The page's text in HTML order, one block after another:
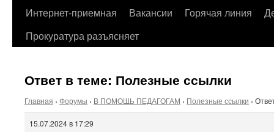
Интернет-приемная
Вакансии Горячая линия
Прокуратура разъясняет
Ответ в теме: Полезные ссылки
Главная › Форумы › В ПОМОЩЬ ПЕДАГОГАМ › Полезные ссылки ›
15.07.2024 в 17:29